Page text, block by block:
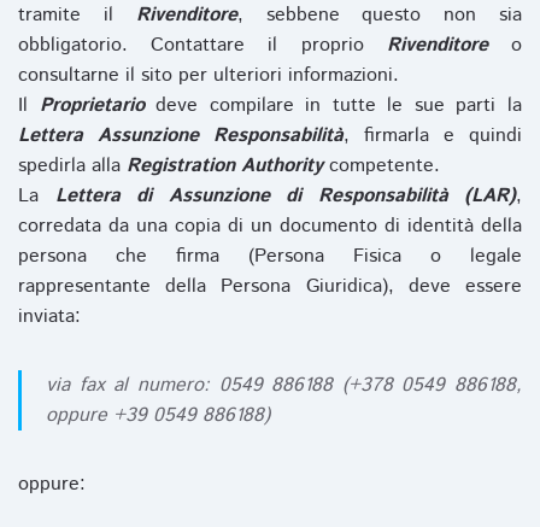
tramite il Rivenditore, sebbene questo non sia
obbligatorio. Contattare il proprio Rivenditoreo
consultarne il sito per ulteriori informazioni.
Il Proprietariodeve compilare in tutte le sue parti la
Lettera Assunzione Responsabilità, firmarla e quindi
spedirla alla Registration Authoritycompetente.
La Lettera di Assunzione di Responsabilità (LAR),
corredata da una copia di un documento di identità della
persona che firma (Persona Fisica o legale
rappresentante della Persona Giuridica), deve essere
inviata:
via fax al numero: 0549 886188 (+378 0549 886188,
oppure +39 0549 886188)
oppure: